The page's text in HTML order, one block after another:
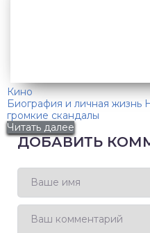
Кино
Биография и личная
громкие скандалы
Читать далее
ДОБАВИТЬ